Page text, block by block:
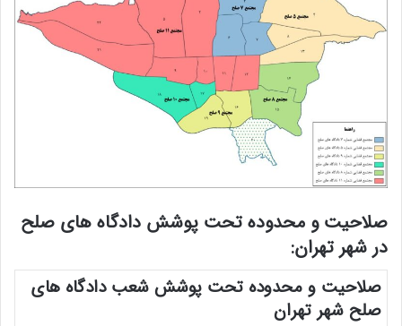
صلاحیت و محدوده تحت پوشش دادگاه های صلح
در شهر تهران:
صلاحیت و محدوده تحت پوشش شعب دادگاه های
صلح شهر تهران